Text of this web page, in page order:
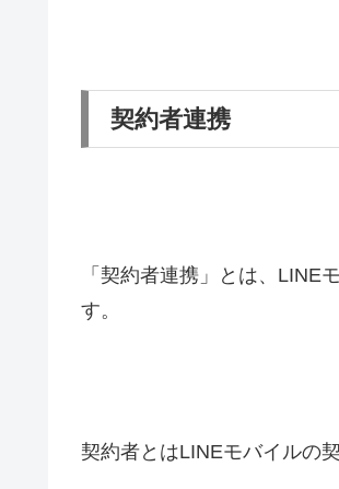
契約者連携
「契約者連携」とは、LINE
す。
契約者とはLINEモバイルの